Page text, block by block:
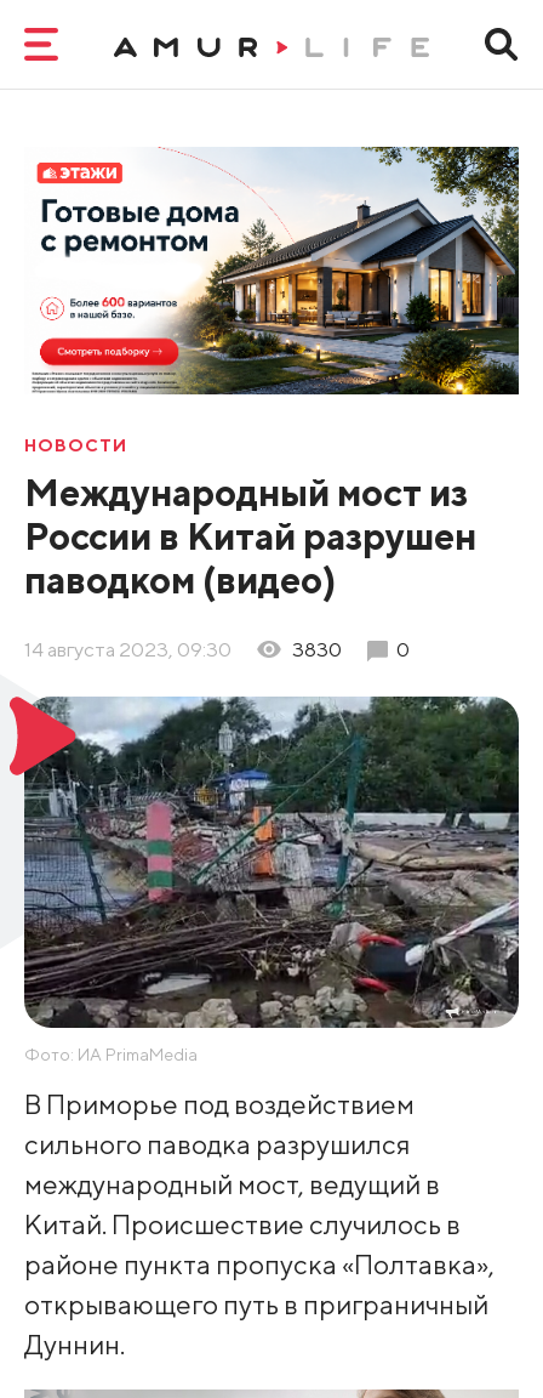
НОВОСТИ
Международный мост из
России в Китай разрушен
паводком (видео)
14 августа 2023, 09:30 3830 0
Фото: ИА PrimaMedia
В Приморье под воздействием
сильного паводка разрушился
международный мост, ведущий в
Китай. Происшествие случилось в
районе пункта пропуска «Полтавка»,
открывающего путь в приграничный
Дуннин.